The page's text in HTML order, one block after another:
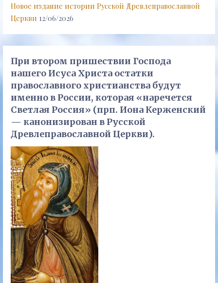
Новое издание истории Русской Древлеправославной
Церкви 12/06/2026
При втором пришествии Господа
нашего Исуса Христа остатки
православного христианства будут
именно в России, которая «наречется
Светлая Россия» (прп. Иона Керженский
— канонизирован в Русской
Древлеправославной Церкви).